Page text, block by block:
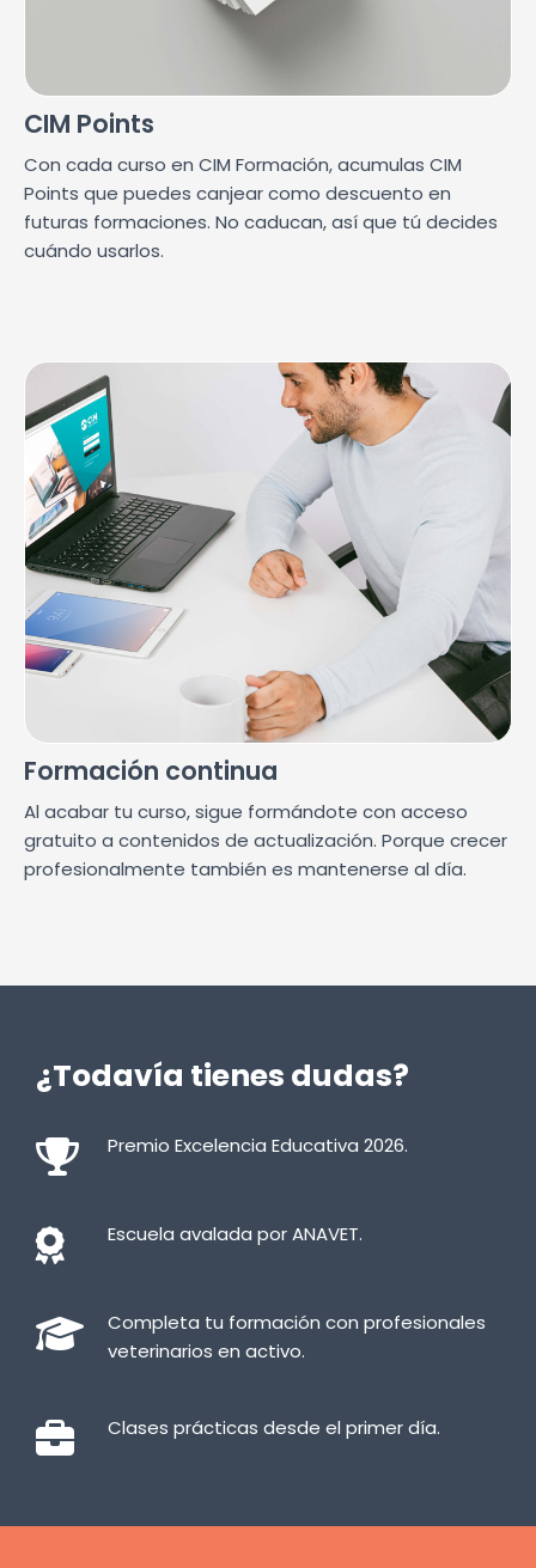
CIM Points
Con cada curso en CIM Formación, acumulas CIM
Points que puedes canjear como descuento en
futuras formaciones. No caducan, así que tú decides
cuándo usarlos.
Formación continua
Al acabar tu curso, sigue formándote con acceso
gratuito a contenidos de actualización. Porque crecer
profesionalmente también es mantenerse al día.
¿Todavía tienes dudas?
Premio Excelencia Educativa 2026.
Escuela avalada por ANAVET.
Completa tu formación con profesionales
veterinarios en activo.
Clases prácticas desde el primer día.